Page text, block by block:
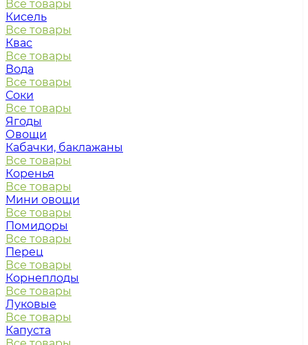
Все товары
Кисель
Все товары
Квас
Все товары
Вода
Все товары
Соки
Все товары
Ягоды
Овощи
Кабачки, баклажаны
Все товары
Коренья
Все товары
Мини овощи
Все товары
Помидоры
Все товары
Перец
Все товары
Корнеплоды
Все товары
Луковые
Все товары
Капуста